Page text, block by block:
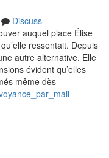
Discuss
auquel place Élise
ressentait. Depuis
autre alternative. Elle
évident qu’elles
même dès